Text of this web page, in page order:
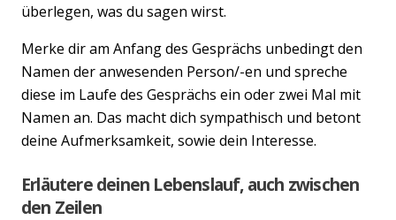
überlegen, was du sagen wirst.
Merke dir am Anfang des Gesprächs unbedingt den
Namen der anwesenden Person/-en und spreche
diese im Laufe des Gesprächs ein oder zwei Mal mit
Namen an. Das macht dich sympathisch und betont
deine Aufmerksamkeit, sowie dein Interesse.
Erläutere deinen Lebenslauf, auch zwischen
den Zeilen